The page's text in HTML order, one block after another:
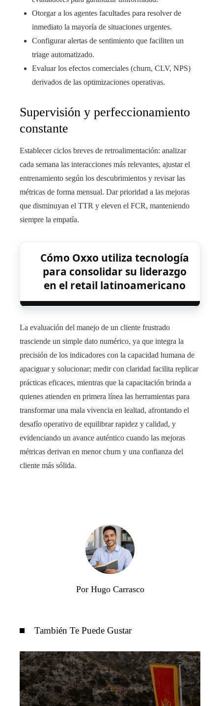
Otorgar a los agentes facultades para resolver de
inmediato la mayoría de situaciones urgentes.
Configurar alertas de sentimiento que faciliten un
triage automatizado.
Evaluar los efectos comerciales (churn, CLV, NPS)
derivados de las optimizaciones operativas.
Supervisión y perfeccionamiento
constante
Establecer ciclos breves de retroalimentación: analizar
cada semana las interacciones más relevantes, ajustar el
entrenamiento según los descubrimientos y revisar las
métricas de forma mensual. Dar prioridad a las mejoras
que disminuyan el TTR y eleven el FCR, manteniendo
siempre la empatía.
Cómo Oxxo utiliza tecnología
para consolidar su liderazgo
en el retail latinoamericano
La evaluación del manejo de un cliente frustrado
trasciende un simple dato numérico, ya que integra la
precisión de los indicadores con la capacidad humana de
apaciguar y solucionar; medir con claridad facilita replicar
prácticas eficaces, mientras que la capacitación brinda a
quienes atienden en primera línea las herramientas para
transformar una mala vivencia en lealtad, afrontando el
desafío operativo de equilibrar rapidez y calidad, y
evidenciando un avance auténtico cuando las mejoras
métricas derivan en menor churn y una confianza del
cliente más sólida.
Por Hugo Carrasco
También Te Puede Gustar